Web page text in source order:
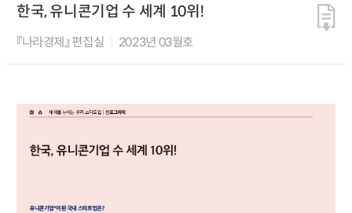
한국, 유니콘기업 수 세계 10위!
『나라경제』 편집실 2023년 03월호